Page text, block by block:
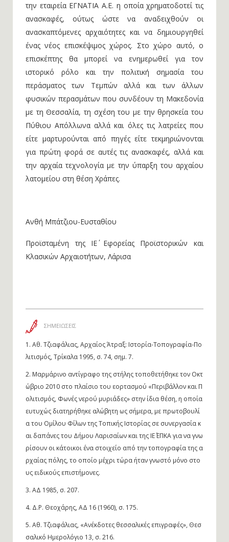
την εταιρεία ΕΓΝΑΤΙΑ Α.Ε. η οποία χρηματοδοτεί τις
ανασκαφές, ούτως ώστε να αναδειχθούν οι
ανασκαπτόμενες αρχαιότητες και να δημιουργηθεί
ένας νέος επισκέψιμος χώρος. Στο χώρο αυτό, ο
επισκέπτης θα μπορεί να ενημερωθεί για τον
ιστορικό ρόλο και την πολιτική σημασία του
περάσματος των Τεμπών αλλά και των άλλων
φυσικών περασμάτων που συνδέουν τη Μακεδονία
με τη Θεσσαλία, τη σχέση του με την θρησκεία του
Πύθιου Απόλλωνα αλλά και όλες τις λατρείες που
είτε μαρτυρούνται από πηγές είτε τεκμηριώνονται
για πρώτη φορά σε αυτές τις ανασκαφές, αλλά και
την αρχαία τεχνολογία με την ύπαρξη του αρχαίου
λατομείου στη θέση Χράπες.
Ανθή Μπάτζιου-Ευσταθίου
Προϊσταμένη της ΙΕ΄ Εφορείας Προϊστορικών και
Κλασικών Αρχαιοτήτων, Λάρισα
ΣΗΜΕΙΩΣΕΙΣ
1. Αθ. Τζιαφάλιας, Αρχαίος Άτραξ: Ιστορία-Τοπογραφία-Πο
λιτισμός, Τρίκαλα 1995, σ. 74, σημ. 7.
2. Μαρμάρινο αντίγραφο της στήλης τοποθετήθηκε τον Οκτ
ώβριο 2010 στο πλαίσιο του εορτασμού «Περιβάλλον και Π
ολιτισμός, Φωνές νερού μυριάδες» στην ίδια θέση, η οποία
ευτυχώς διατηρήθηκε αλώβητη ως σήμερα, με πρωτοβουλί
α του Ομίλου Φίλων της Τοπικής Ιστορίας σε συνεργασία κ
αι δαπάνες του Δήμου Λαρισαίων και της ΙΕ΄ ΕΠΚΑ για να γνω
ρίσουν οι κάτοικοι ένα στοιχείο από την τοπογραφία της α
ρχαίας πόλης, το οποίο μέχρι τώρα ήταν γνωστό μόνο στο
υς ειδικούς επιστήμονες.
3. ΑΔ 1985, σ. 207.
4. Δ.Ρ. Θεοχάρης, ΑΔ 16 (1960), σ. 175.
5. Αθ. Τζιαφάλιας, «Ανέκδοτες θεσσαλικές επιγραφές», Θεσ
σαλικό Ημερολόγιο 13, σ. 216.